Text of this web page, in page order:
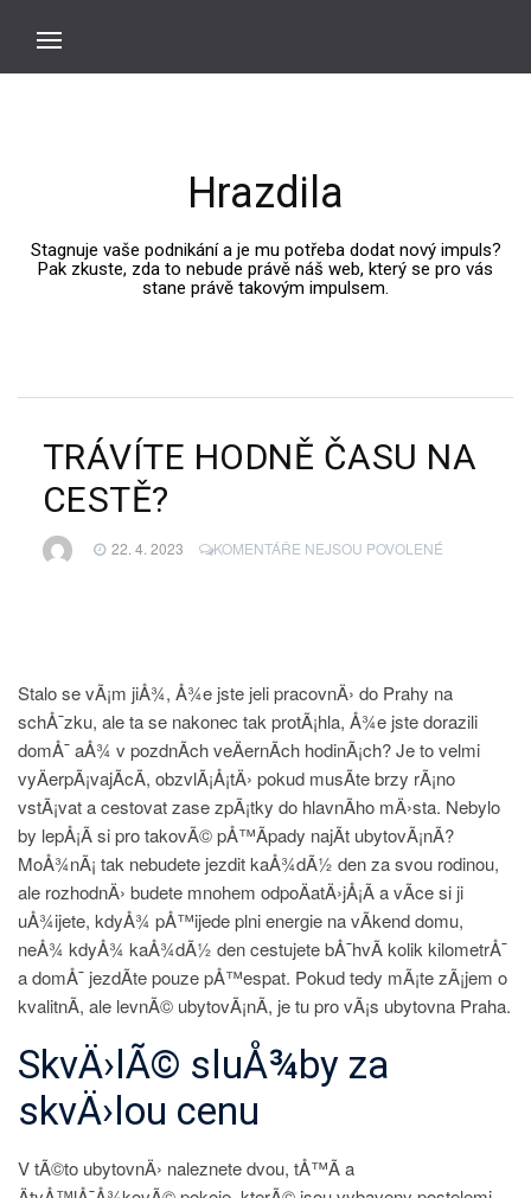
Hrazdila
Stagnuje vaše podnikání a je mu potřeba dodat nový impuls?
Pak zkuste, zda to nebude právě náš web, který se pro vás
stane právě takovým impulsem.
TRÁVÍTE HODNĚ ČASU NA
CESTĚ?
22. 4. 2023 KOMENTÁŘE NEJSOU POVOLENÉU
NA
CESTĚ?
Stalo se vÃ¡m jiÅ¾, Å¾e jste jeli pracovnÄ› do Prahy na
schÅ¯zku, ale ta se nakonec tak protÃ¡hla, Å¾e jste dorazili
domÅ¯ aÅ¾ v pozdnÃ­ch veÄernÃ­ch hodinÃ¡ch? Je to velmi
vyÄerpÃ¡vajÃ­cÃ­, obzvlÃ¡Å¡tÄ› pokud musÃ­te brzy rÃ¡no
vstÃ¡vat a cestovat zase zpÃ¡tky do hlavnÃ­ho mÄ›sta. Nebylo
by lepÅ¡Ã­ si pro takovÃ© pÅ™Ã­pady najÃ­t ubytovÃ¡nÃ­?
MoÅ¾nÃ¡ tak nebudete jezdit kaÅ¾dÃ½ den za svou rodinou,
ale rozhodnÄ› budete mnohem odpoÄatÄ›jÅ¡Ã­ a vÃ­ce si ji
uÅ¾ijete, kdyÅ¾ pÅ™ijede plni energie na vÃ­kend domu,
neÅ¾ kdyÅ¾ kaÅ¾dÃ½ den cestujete bÅ¯hvÃ­ kolik kilometrÅ¯
a domÅ¯ jezdÃ­te pouze pÅ™espat. Pokud tedy mÃ¡te zÃ¡jem o
kvalitnÃ­, ale levnÃ© ubytovÃ¡nÃ­, je tu pro vÃ¡s ubytovna Praha.
SkvÄ›lÃ© sluÅ¾by za
skvÄ›lou cenu
V tÃ©to ubytovnÄ› naleznete dvou, tÅ™Ã­ a